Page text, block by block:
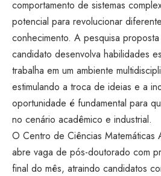
comportamento de sistemas
potencial para revolucionar
conhecimento. A pesquisa
candidato desenvolva habilidades
trabalha em um ambiente
estimulando a troca de ideias e a
oportunidade é fundamental para
no cenário acadêmico e industrial.
O Centro de Ciências Matemáticas
abre vaga de pós-doutorado com
final do mês, atraindo candidatos